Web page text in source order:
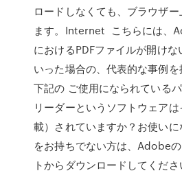
ロードしなくても、ブラウザ
ます。Internet こちらには、
におけるPDFファイルが開けな
いった場合の、代表的な事例を
下記の ご使用になられている
リーダーというソフトウェア
載）されていますか？お使い
をお持ちでない方は、Adobe
トからダウンロードしてくだ